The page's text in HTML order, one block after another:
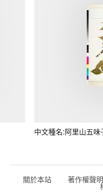
中文種名:阿里山五味
關於本站 著作權聲明